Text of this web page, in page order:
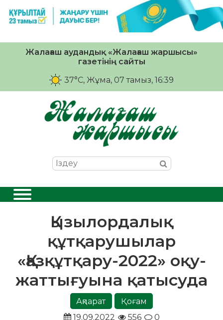
Жалағаш аудандық «Жалағаш жаршысы»
газетінің сайты
37°C, Жұма, 07 тамыз, 16:39
Қызылордалық
құтқарушылар
«Қазқұтқару-2022» оқу-
жаттығуына қатысуда
Ақпарат
Қоғам
19.09.2022
556 0